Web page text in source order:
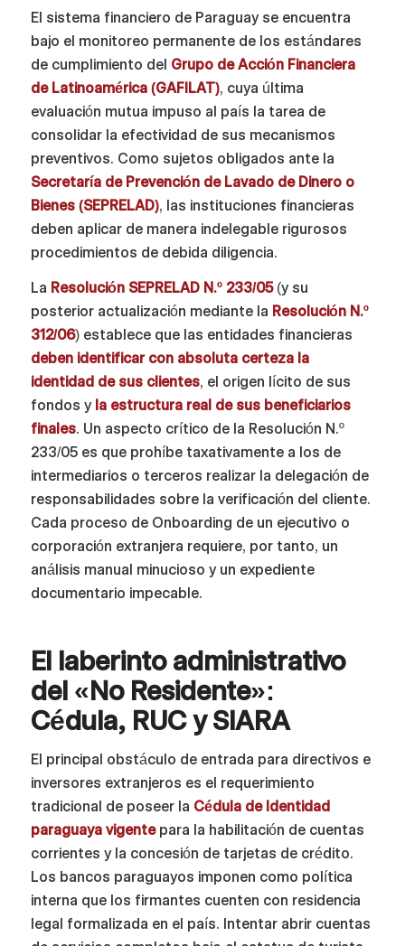
El sistema financiero de Paraguay se encuentra
bajo el monitoreo permanente de los estándares
de cumplimiento del Grupo de Acción Financiera
de Latinoamérica (GAFILAT), cuya última
evaluación mutua impuso al país la tarea de
consolidar la efectividad de sus mecanismos
preventivos. Como sujetos obligados ante la
Secretaría de Prevención de Lavado de Dinero o
Bienes (SEPRELAD), las instituciones financieras
deben aplicar de manera indelegable rigurosos
procedimientos de debida diligencia.
La Resolución SEPRELAD N.º 233/05(y su
posterior actualización mediante la Resolución N.º
312/06) establece que las entidades financieras
deben identificar con absoluta certeza la
identidad de sus clientes, el origen lícito de sus
fondos y la estructura real de sus beneficiarios
finales. Un aspecto crítico de la Resolución N.º
233/05 es que prohíbe taxativamente a los de
intermediarios o terceros realizar la delegación de
responsabilidades sobre la verificación del cliente.
Cada proceso de Onboarding de un ejecutivo o
corporación extranjera requiere, por tanto, un
análisis manual minucioso y un expediente
documentario impecable.
El laberinto administrativo
del «No Residente»:
Cédula, RUC y SIARA
El principal obstáculo de entrada para directivos e
inversores extranjeros es el requerimiento
tradicional de poseer la Cédula de Identidad
paraguaya vigentepara la habilitación de cuentas
corrientes y la concesión de tarjetas de crédito.
Los bancos paraguayos imponen como política
interna que los firmantes cuenten con residencia
legal formalizada en el país. Intentar abrir cuentas